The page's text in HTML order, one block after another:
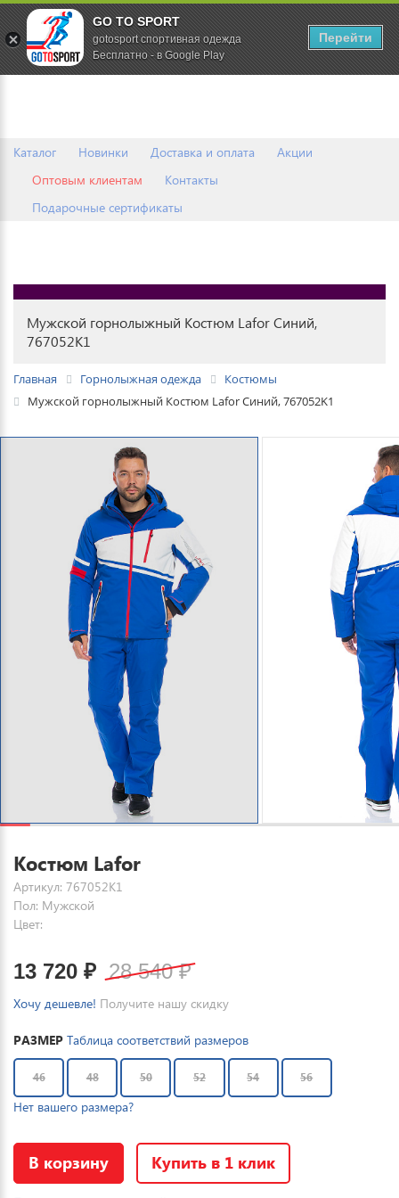
Каталог Новинки Доставка и оплата
Акции
Оптовым клиентам
Контакты
Подарочные сертификаты
0
Мужской горнолыжный Костюм Lafor Синий,
767052K1
Главная Горнолыжная одежда
Костюмы
Мужской горнолыжный Костюм Lafor Синий, 767052K1
Костюм Lafor
Артикул: 767052K1
Пол: Мужской
Цвет:
13 720 ₽ 28 540₽
Хочу дешевле! Получите нашу скидку
РАЗМЕР Таблица соответствий размеров
46 48 50 52 54 56
Нет вашего размера?
В корзину Купить в 1 клик
GO TO SPORT
gotosport спортивная одежда
Бесплатно - в Google Play
Перейти